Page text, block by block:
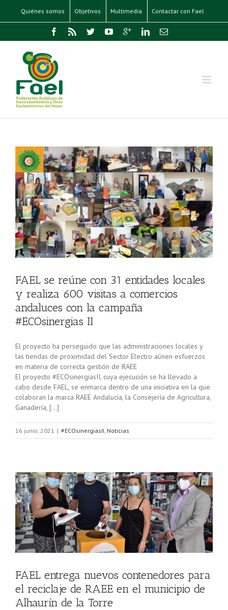
Quiénes somos Objetivos Multimedia Contactar con Fael
FAEL se reúne con 31 entidades locales
y realiza 600 visitas a comercios
andaluces con la campaña
#ECOsinergias II
El proyecto ha perseguido que las administraciones locales y
las tiendas de proximidad del Sector Electro aúnen esfuerzos
en materia de correcta gestión de RAEE
El proyecto #ECOsinergiasII, cuya ejecución se ha llevado a
cabo desde FAEL, se enmarca dentro de una iniciativa en la que
colaboran la marca RAEE Andalucía, la Consejería de Agricultura,
Ganadería, […]
16 junio, 2021 | #ECOsinergiasII, Noticias
FAEL entrega nuevos contenedores para
el reciclaje de RAEE en el municipio de
Alhaurín de la Torre